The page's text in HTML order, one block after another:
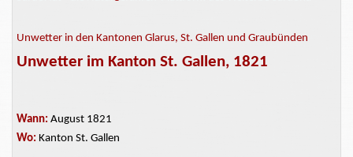
Unwetter in den Kantonen Glarus, St. Gallen und Graubünden
Unwetter im Kanton St. Gallen, 1821
Wann: August 1821
Wo: Kanton St. Gallen